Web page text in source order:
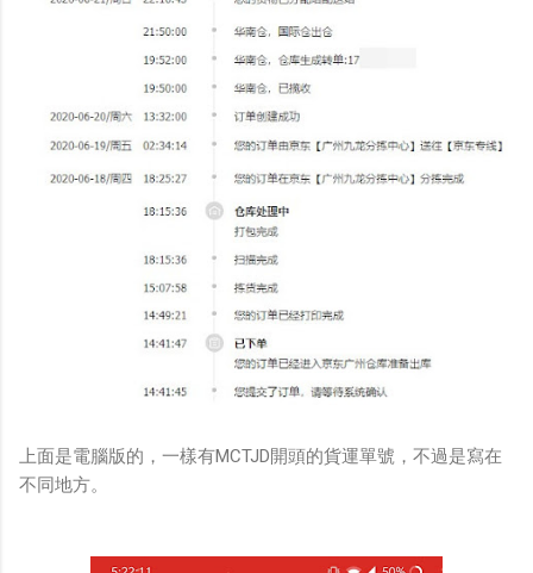
上面是電腦版的，一樣有MCTJD開頭的貨運單號，不過是寫在
不同地方。